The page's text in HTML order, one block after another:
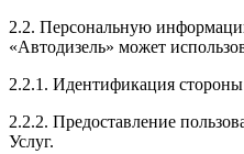
2.2. Персональную
«Автодизель» может
2.2.1. Идентификация
2.2.2. Предоставление
Услуг.